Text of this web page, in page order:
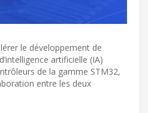
le développement de
artificielle (IA)
de la gamme STM32,
entre les deux